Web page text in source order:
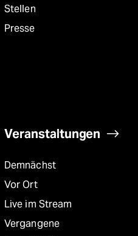
Stellen
Presse
Veranstaltungen
Demnächst
Vor Ort
Live im Stream
Vergangene